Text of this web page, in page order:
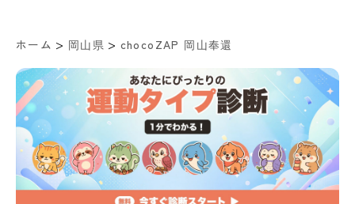
ホーム > 岡山県 > chocoZAP 岡山奉還